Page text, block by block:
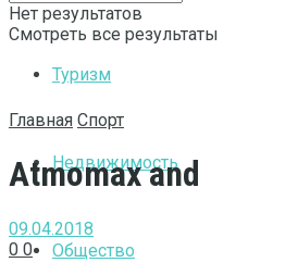
Туризм
Недвижимость
Общество
Нет результатов
Смотреть все результаты
Главная Спорт
Atmomax and
09.04.2018
0 0